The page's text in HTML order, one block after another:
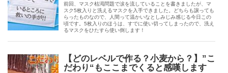
前回、マスク枯渇問題で涙を流していることを書きましたが、マ
スク5枚入りと洗えるマスクを入手できました。どちらも譲っても
らったものなので、人間って温かいなとしみじみ感じる今日この
頃です。5枚入りのほうは、すでに使い切ってしまったので、洗え
るマスクをひたすら使い倒します！
【どのレベルで作る？小麦から？】”こ
だわり“もここまでくると感嘆します